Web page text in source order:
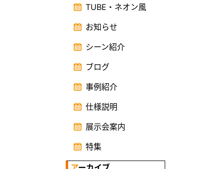
TUBE・ネオン風
お知らせ
シーン紹介
ブログ
事例紹介
仕様説明
展示会案内
特集